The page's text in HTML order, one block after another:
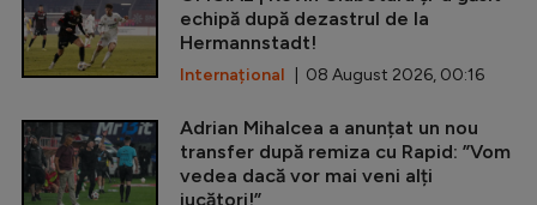
echipă după dezastrul de la
Hermannstadt!
Internațional | 08 August 2026, 00:16
Adrian Mihalcea a anunțat un nou
transfer după remiza cu Rapid: ”Vom
vedea dacă vor mai veni alți
jucători!”